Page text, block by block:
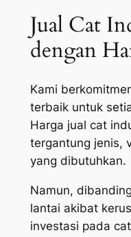
Jual Cat
dengan
Kami
terbaik untuk
Harga jual cat
tergantung jenis,
yang dibutuhkan.
Namun,
lantai akibat
investasi pada